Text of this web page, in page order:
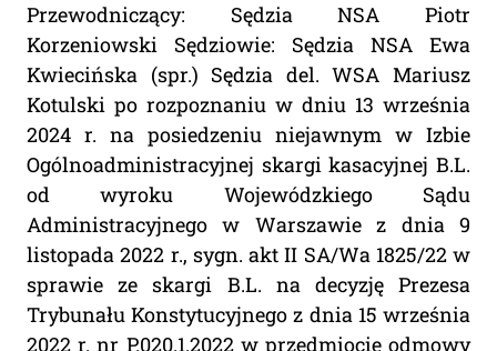
Przewodniczący: Sędzia NSA Piotr
Korzeniowski Sędziowie: Sędzia NSA Ewa
Kwiecińska (spr.) Sędzia del. WSA Mariusz
Kotulski po rozpoznaniu w dniu 13 września
2024 r. na posiedzeniu niejawnym w Izbie
Ogólnoadministracyjnej skargi kasacyjnej B.L.
od wyroku Wojewódzkiego Sądu
Administracyjnego w Warszawie z dnia 9
listopada 2022 r., sygn. akt II SA/Wa 1825/22 w
sprawie ze skargi B.L. na decyzję Prezesa
Trybunału Konstytucyjnego z dnia 15 września
2022 r. nr P.020.1.2022 w przedmiocie odmowy